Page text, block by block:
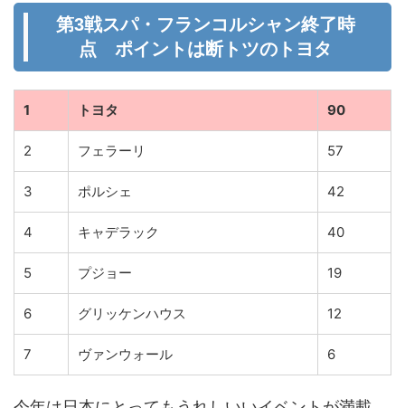
第3戦スパ・フランコルシャン終了時
点 ポイントは断トツのトヨタ
1 トヨタ 90
2 フェラーリ 57
3 ポルシェ 42
4 キャデラック 40
5 プジョー 19
6 グリッケンハウス 12
7 ヴァンウォール 6